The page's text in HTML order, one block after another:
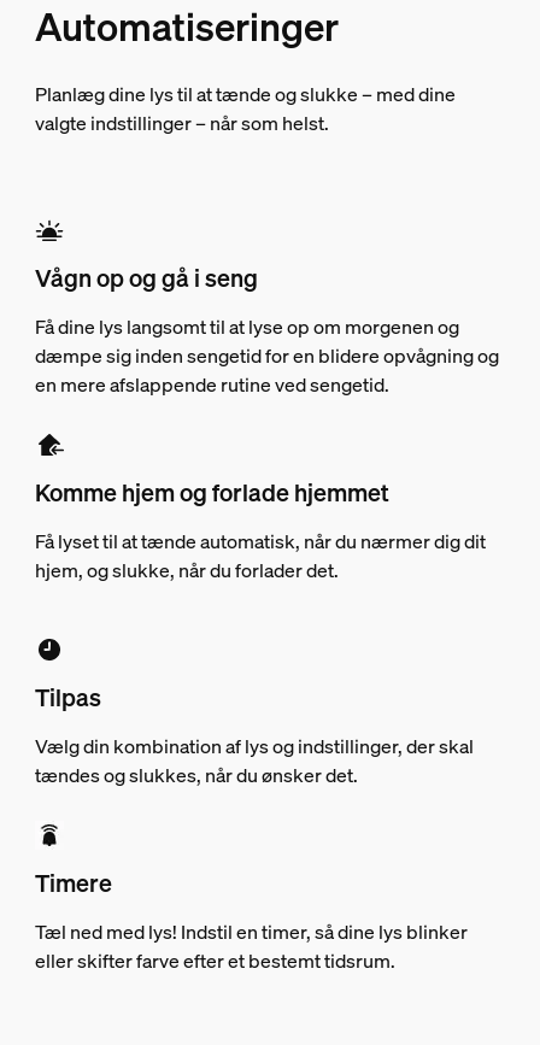
Automatiseringer
Planlæg dine lys til at tænde og slukke – med dine
valgte indstillinger – når som helst.
Vågn op og gå i seng
Få dine lys langsomt til at lyse op om morgenen og
dæmpe sig inden sengetid for en blidere opvågning og
en mere afslappende rutine ved sengetid.
Komme hjem og forlade hjemmet
Få lyset til at tænde automatisk, når du nærmer dig dit
hjem, og slukke, når du forlader det.
Tilpas
Vælg din kombination af lys og indstillinger, der skal
tændes og slukkes, når du ønsker det.
Timere
Tæl ned med lys! Indstil en timer, så dine lys blinker
eller skifter farve efter et bestemt tidsrum.